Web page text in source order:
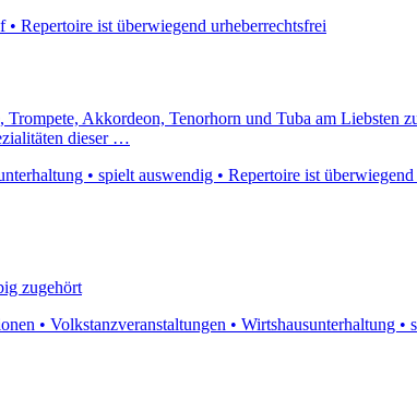
Repertoire ist überwiegend urheberrechtsfrei
Akkordeon, Tenorhorn und Tuba am Liebsten
dieser …
• spielt auswendig • Repertoire ist
zugehört
• Volkstanzveranstaltungen • Wirtshausunterhaltung